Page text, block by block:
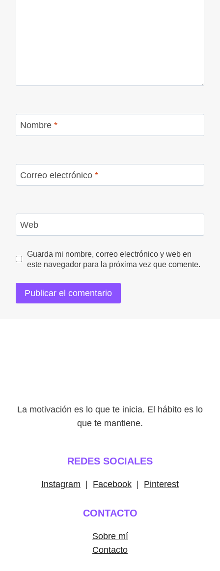
Nombre *
Correo electrónico *
Web
Guarda mi nombre, correo electrónico y web en
este navegador para la próxima vez que comente.
La motivación es lo que te inicia. El hábito es lo
que te mantiene.
REDES SOCIALES
Instagram Facebook Pinterest
CONTACTO
Sobre mí
Contacto